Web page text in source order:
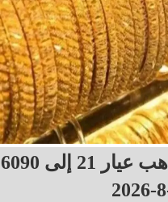
ارتفاع سعر الذهب عيار 21 إلى 6090